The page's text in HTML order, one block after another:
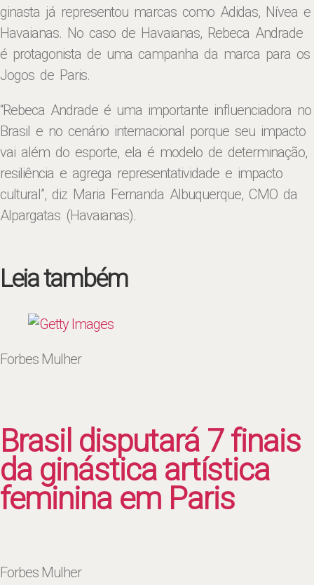
ginasta já representou marcas como Adidas, Nívea e
Havaianas. No caso de Havaianas, Rebeca Andrade
é protagonista de uma campanha da marca para os
Jogos de Paris.
“Rebeca Andrade é uma importante influenciadora no
Brasil e no cenário internacional porque seu impacto
vai além do esporte, ela é modelo de determinação,
resiliência e agrega representatividade e impacto
cultural”, diz Maria Fernanda Albuquerque, CMO da
Alpargatas (Havaianas).
Leia também
Forbes Mulher
Brasil disputará 7 finais
da ginástica artística
feminina em Paris
Forbes Mulher